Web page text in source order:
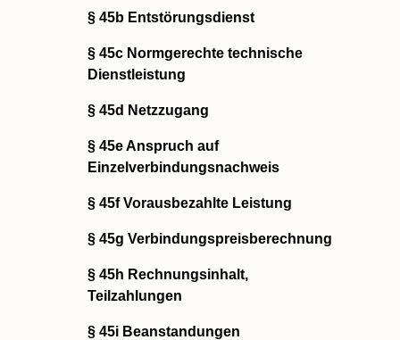
§ 45b Entstörungsdienst
§ 45c Normgerechte technische
Dienstleistung
§ 45d Netzzugang
§ 45e Anspruch auf
Einzelverbindungsnachweis
§ 45f Vorausbezahlte Leistung
§ 45g Verbindungspreisberechnung
§ 45h Rechnungsinhalt,
Teilzahlungen
§ 45i Beanstandungen